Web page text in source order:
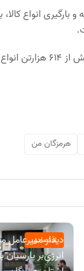
هرمزگان من
اقتصادی
دیدار مدیرعامل
انرژی‌بر پارسیان